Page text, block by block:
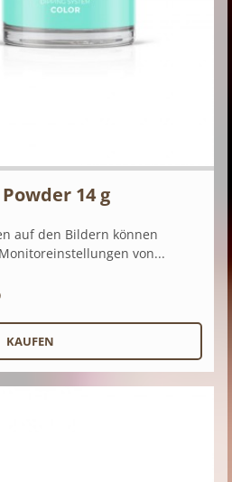
Powder 14 g
auf den Bildern können
von...